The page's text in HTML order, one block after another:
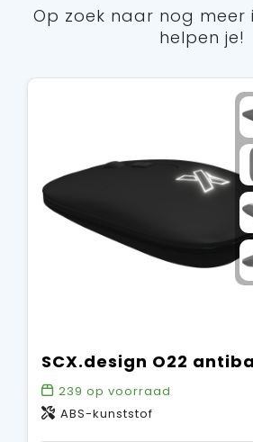
Op zoek naar nog meer
helpen je!
239 op voorraad
ABS-kunststof